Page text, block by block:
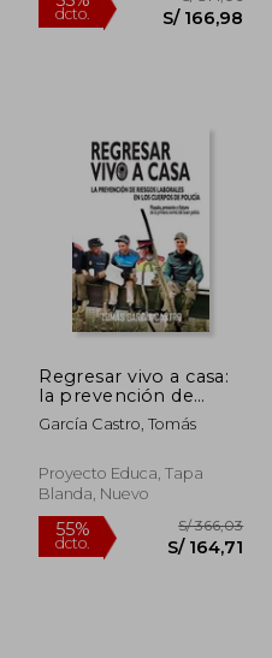
dcto. S/ 89,55
Regresar vivo a casa:
la prevención de
riesgos laborales en
los cuerpos de policía
García Castro, Tomás
Proyecto Educa, Tapa
Blanda, Nuevo